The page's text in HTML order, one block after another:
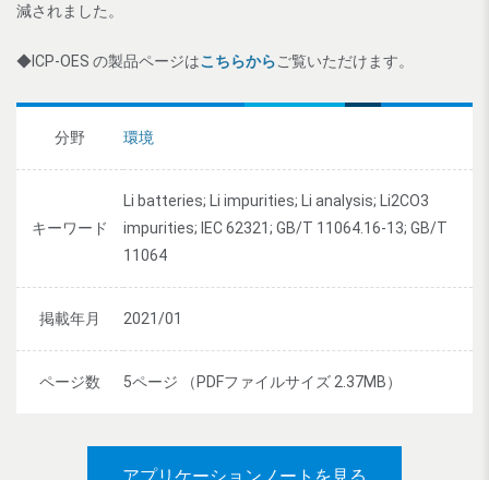
減されました。
◆ICP-OES の製品ページはこちらからご覧いただけます。
分野 環境
キーワード
Li batteries; Li impurities; Li analysis; Li2CO3
impurities; IEC 62321; GB/T 11064.16-13; GB/T
11064
掲載年月 2021/01
ページ数 5ページ （PDFファイルサイズ 2.37MB）